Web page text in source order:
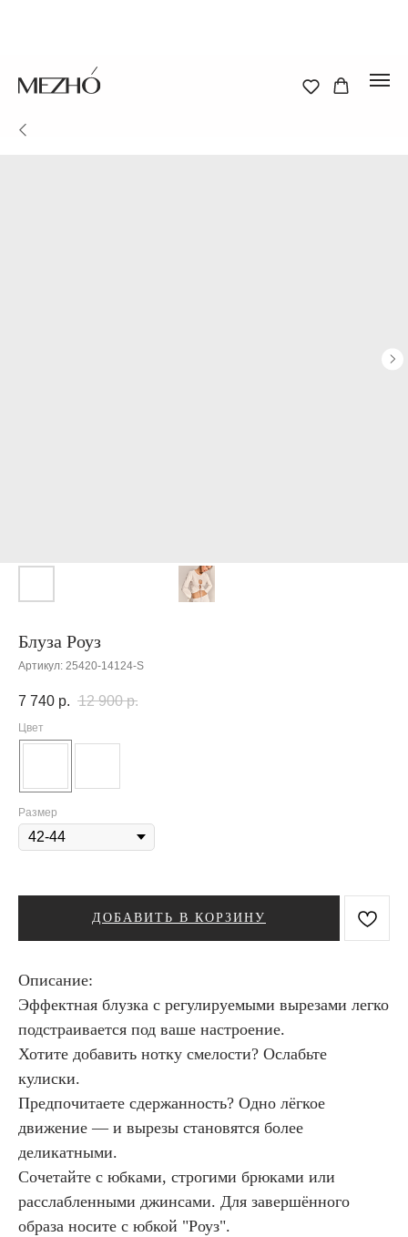
Блуза Роуз
Артикул: 25420-14124-S
7 740 р. 12 900 р.
Цвет
Размер
ДОБАВИТЬ В КОРЗИНУ
Описание:
Эффектная блузка с регулируемыми вырезами легко
подстраивается под ваше настроение.
Хотите добавить нотку смелости? Ослабьте
кулиски.
Предпочитаете сдержанность? Одно лёгкое
движение — и вырезы становятся более
деликатными.
Сочетайте с юбками, строгими брюками или
расслабленными джинсами. Для завершённого
образа носите с юбкой "Роуз".